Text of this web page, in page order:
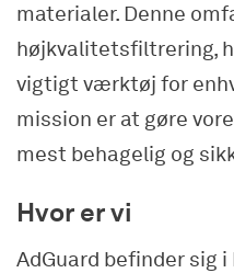
materialer. Denne
højkvalitetsfiltrering,
vigtigt værktøj for
mission er at gøre
mest behagelig og
Hvor er vi
AdGuard befinder sig